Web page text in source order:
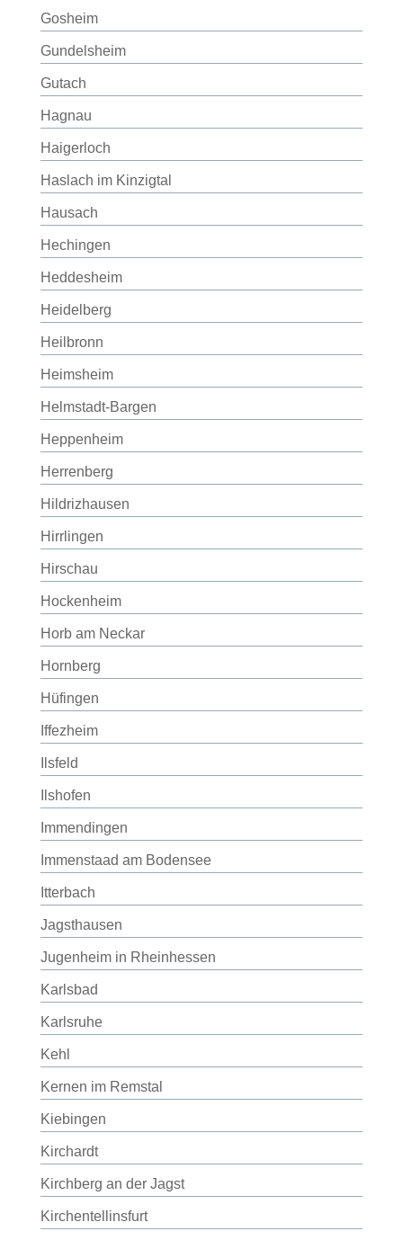
Gosheim
Gundelsheim
Gutach
Hagnau
Haigerloch
Haslach im Kinzigtal
Hausach
Hechingen
Heddesheim
Heidelberg
Heilbronn
Heimsheim
Helmstadt-Bargen
Heppenheim
Herrenberg
Hildrizhausen
Hirrlingen
Hirschau
Hockenheim
Horb am Neckar
Hornberg
Hüfingen
Iffezheim
Ilsfeld
Ilshofen
Immendingen
Immenstaad am Bodensee
Itterbach
Jagsthausen
Jugenheim in Rheinhessen
Karlsbad
Karlsruhe
Kehl
Kernen im Remstal
Kiebingen
Kirchardt
Kirchberg an der Jagst
Kirchentellinsfurt